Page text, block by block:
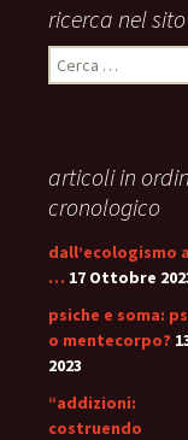
ricerca nel sito
Ricerca
per:
articoli in
cronologico
dall’ecologismo
… 17 Ottobre
psiche e soma:
o mentecorpo?
2023
“addizioni:
costruendo